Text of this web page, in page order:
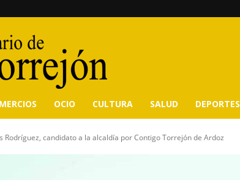
OCIO CULTURA SALUD DEPORTES
Rodríguez, candidato a la alcaldía por Contigo Torrejón de Ardoz